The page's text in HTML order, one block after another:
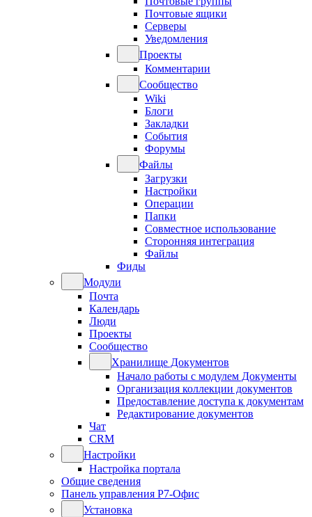
Почтовые ящики
Серверы
Уведомления
Проекты
Комментарии
Сообщество
Wiki
Блоги
Закладки
События
Форумы
Файлы
Загрузки
Настройки
Операции
Папки
Совместное использование
Сторонняя интеграция
Файлы
Фиды
Модули
Почта
Календарь
Люди
Проекты
Сообщество
Хранилище Документов
Начало работы с модулем Документы
Организация коллекции документов
Предоставление доступа к документам
Редактирование документов
Чат
CRM
Настройки
Настройка портала
Общие сведения
Панель управления Р7-Офис
Установка